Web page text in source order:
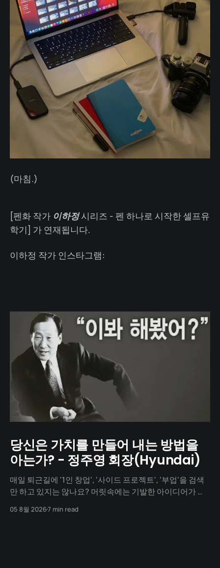
(마침.)
[펜화 작가 이하정시리즈 - 펜 하나로 시작한 셀프유
학기] 가 연재됩니다.
이하정 작가 인스타그램:
당신은 가치를 만들어 내는 방법을
아는가? - 정주영 회장(Hyundai)
매일 퇴근길에 '1인 창업', '사이드 프로젝트', '부업'을 검색
만 하고 있지는 않나요? 머릿속에는 기발한 아이디어가 넘
없지 않나요? "아직 기획이 덜 돼서", "개발을 할 줄 몰라서",
05 8월 20267 min read